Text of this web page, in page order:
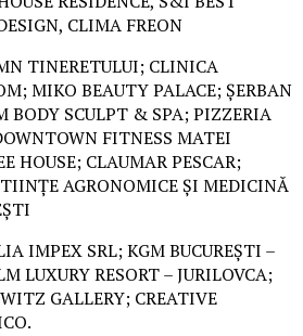
CLIMA FREON
TINERETULUI; CLINICA
MIKO BEAUTY PALACE; ȘERBAN
BODY SCULPT & SPA; PIZZERIA
FITNESS MATEI
HOUSE; CLAUMAR PESCAR;
AGRONOMICE ȘI MEDICINĂ
IMPEX SRL; KGM BUCUREȘTI –
LUXURY RESORT – JURILOVCA;
GALLERY; CREATIVE